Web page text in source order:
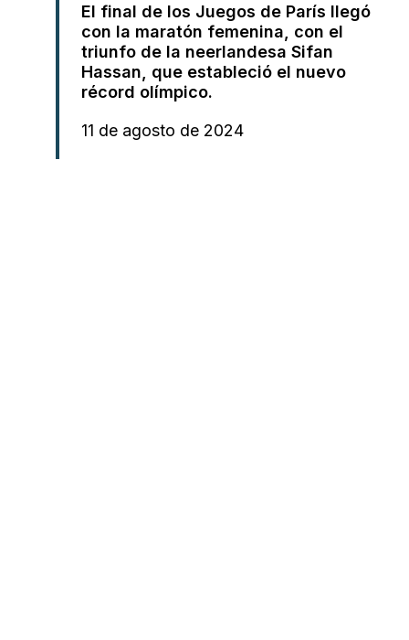
El final de los Juegos de París llegó
con la maratón femenina, con el
triunfo de la neerlandesa Sifan
Hassan, que estableció el nuevo
récord olímpico.
11 de agosto de 2024